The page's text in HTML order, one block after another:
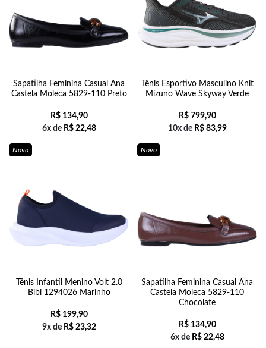
Sapatilha Feminina Casual Ana
Castela Moleca 5829-110 Preto
R$134,90
6x de R$22,48
Tênis Esportivo Masculino Knit
Mizuno Wave Skyway Verde
R$799,90
10x de R$83,99
Novo
Tênis Infantil Menino Volt 2.0
Bibi 1294026 Marinho
R$199,90
9x de R$23,32
Novo
Sapatilha Feminina Casual Ana
Castela Moleca 5829-110
Chocolate
R$134,90
6x de R$22,48